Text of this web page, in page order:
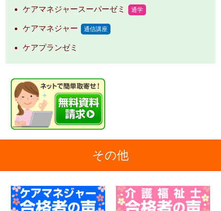
ケアマネジャースーパーゼミ 通学
ケアマネジャー 通信講座
ケアプランゼミ
その他